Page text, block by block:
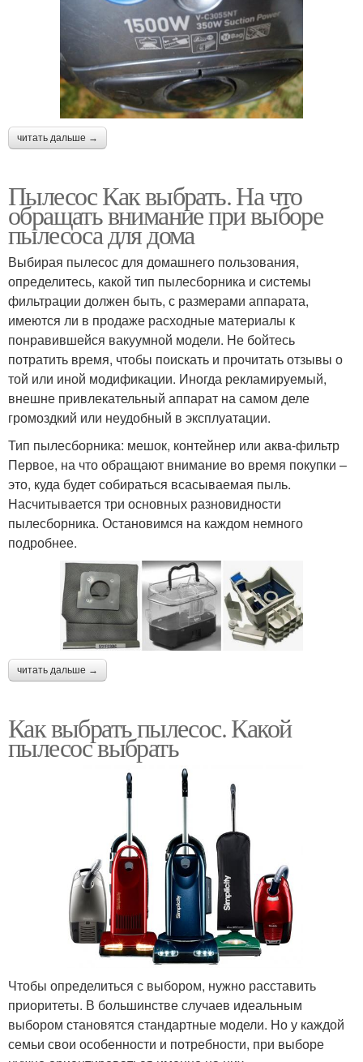
читать дальше →
Пылесос Как выбрать. На что
обращать внимание при выборе
пылесоса для дома
Выбирая пылесос для домашнего пользования,
определитесь, какой тип пылесборника и системы
фильтрации должен быть, с размерами аппарата,
имеются ли в продаже расходные материалы к
понравившейся вакуумной модели. Не бойтесь
потратить время, чтобы поискать и прочитать отзывы о
той или иной модификации. Иногда рекламируемый,
внешне привлекательный аппарат на самом деле
громоздкий или неудобный в эксплуатации.
Тип пылесборника: мешок, контейнер или аква-фильтр
Первое, на что обращают внимание во время покупки –
это, куда будет собираться всасываемая пыль.
Насчитывается три основных разновидности
пылесборника. Остановимся на каждом немного
подробнее.
читать дальше →
Как выбрать пылесос. Какой
пылесос выбрать
Чтобы определиться с выбором, нужно расставить
приоритеты. В большинстве случаев идеальным
выбором становятся стандартные модели. Но у каждой
семьи свои особенности и потребности, при выборе